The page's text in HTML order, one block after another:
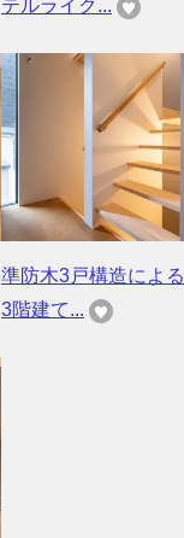
テルライク...
準防木3戸構造による
3階建て...